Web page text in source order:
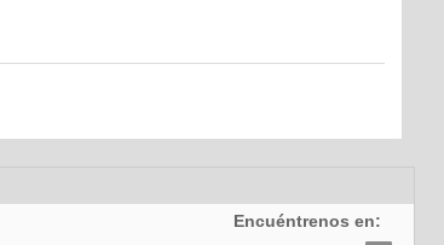
Encuéntrenos en: